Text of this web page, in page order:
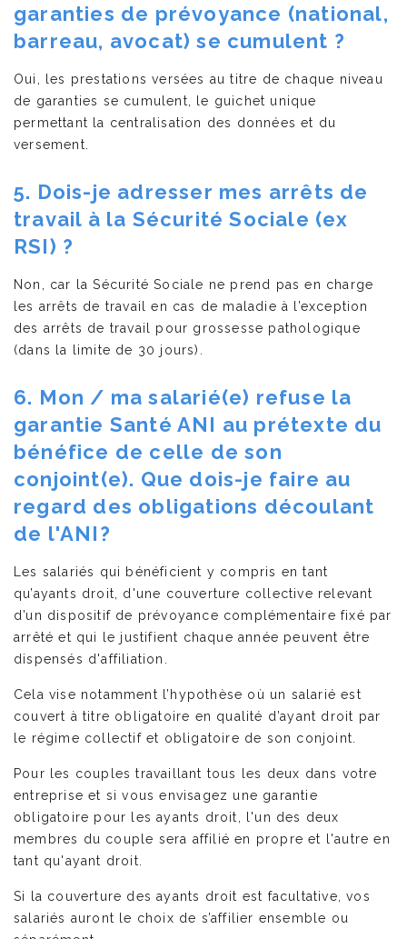
garanties de prévoyance (national,
barreau, avocat) se cumulent ?
Oui, les prestations versées au titre de chaque niveau
de garanties se cumulent, le guichet unique
permettant la centralisation des données et du
versement.
5. Dois-je adresser mes arrêts de
travail à la Sécurité Sociale (ex
RSI) ?
Non, car la Sécurité Sociale ne prend pas en charge
les arrêts de travail en cas de maladie à l’exception
des arrêts de travail pour grossesse pathologique
(dans la limite de 30 jours).
6. Mon / ma salarié(e) refuse la
garantie Santé ANI au prétexte du
bénéfice de celle de son
conjoint(e). Que dois-je faire au
regard des obligations découlant
de l'ANI?
Les salariés qui bénéficient y compris en tant
qu’ayants droit, d'une couverture collective relevant
d’un dispositif de prévoyance complémentaire fixé par
arrêté et qui le justifient chaque année peuvent être
dispensés d'affiliation.
Cela vise notamment l’hypothèse où un salarié est
couvert à titre obligatoire en qualité d’ayant droit par
le régime collectif et obligatoire de son conjoint.
Pour les couples travaillant tous les deux dans votre
entreprise et si vous envisagez une garantie
obligatoire pour les ayants droit, l'un des deux
membres du couple sera affilié en propre et l'autre en
tant qu'ayant droit.
Si la couverture des ayants droit est facultative, vos
salariés auront le choix de s’affilier ensemble ou